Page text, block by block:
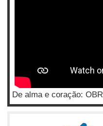
De alma e coração: